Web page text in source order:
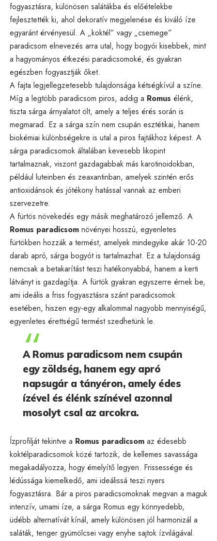
fogyasztásra, különösen salátákba és előételekbe
fejlesztették ki, ahol dekoratív megjelenése és kiváló íze
egyaránt érvényesül. A „koktél” vagy „csemege”
paradicsom elnevezés arra utal, hogy bogyói kisebbek, mint
a hagyományos étkezési paradicsomoké, és gyakran
egészben fogyasztják őket.
A fajta legjellegzetesebb tulajdonsága kétségkívül a színe.
Míg a legtöbb paradicsom piros, addig a Romus élénk,
tiszta sárga árnyalatot ölt, amely a teljes érés során is
megmarad. Ez a sárga szín nem csupán esztétikai, hanem
biokémiai különbségekre is utal a piros fajtákhoz képest. A
sárga paradicsomok általában kevesebb likopint
tartalmaznak, viszont gazdagabbak más karotinoidokban,
például luteinben és zeaxantinban, amelyek szintén erős
antioxidánsok és jótékony hatással vannak az emberi
szervezetre.
A fürtös növekedés egy másik meghatározó jellemző. A
Romus paradicsom növényei hosszú, egyenletes
fürtökben hozzák a termést, amelyek mindegyike akár 10-20
darab apró, sárga bogyót is tartalmazhat. Ez a tulajdonság
nemcsak a betakarítást teszi hatékonyabbá, hanem a kerti
látványt is gazdagítja. A fürtök gyakran egyszerre érnek be,
ami ideális a friss fogyasztásra szánt paradicsomok
esetében, hiszen egy-egy alkalommal nagyobb mennyiségű,
egyenletes érettségű termést szedhetünk le.
A Romus paradicsom nem csupán
egy zöldség, hanem egy apró
napsugár a tányéron, amely édes
ízével és élénk színével azonnal
mosolyt csal az arcokra.
Ízprofilját tekintve a Romus paradicsom az édesebb
koktélparadicsomok közé tartozik, de kellemes savassága
megakadályozza, hogy émelyítő legyen. Frissessége és
lédússága kiemelkedő, ami ideálissá teszi nyers
fogyasztásra. Bár a piros paradicsomoknak megvan a maguk
intenzív, umami íze, a sárga Romus egy könnyedebb,
üdébb alternatívát kínál, amely különösen jól harmonizál a
saláták, tenger gyümölcsei vagy enyhe sajtok ízvilágával.